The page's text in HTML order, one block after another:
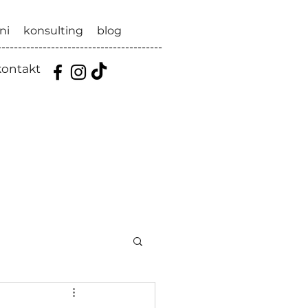
konsulting
blog